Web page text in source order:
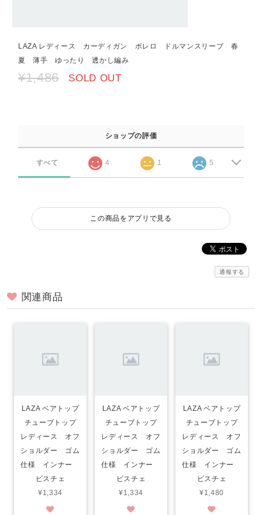
LAZA レディース カーディガン ボレロ ドルマンスリーブ 春
夏 薄手 ゆったり 透かし編み
¥1,486 SOLD OUT
ショップの評価
すべて 4 1 5
この商品をアプリで見る
通報する
関連商品
LAZA ベアトップ
チューブトップ
レディース オフ
ショルダー ゴム
仕様 インナー
ビスチェ
¥1,334
LAZA ベアトップ
チューブトップ
レディース オフ
ショルダー ゴム
仕様 インナー
ビスチェ
¥1,334
LAZA ベアトップ
チューブトップ
レディース オフ
ショルダー ゴム
仕様 インナー
ビスチェ
¥1,480